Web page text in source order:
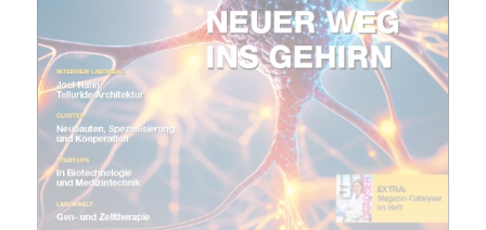
Mit dem |transkript-Newsletter
jede Woche aktuell informiert.
E-
Mail
(erforderlich)